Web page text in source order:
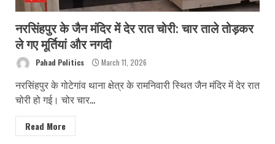
नरसिंहपुर के जैन मंदिर में देर रात चोरी: चार ताले तोड़कर
ले गए मूर्तियां और नगदी
Pahad Politics March 11, 2026
नरसिंहपुर के गोटेगांव थाना क्षेत्र के रामनिवारी स्थित जैन मंदिर में देर रात
चोरी हो गई। चोर चार...
Read More